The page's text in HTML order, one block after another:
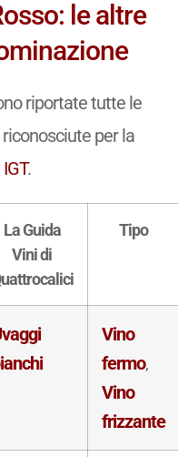
le altre
riportate tutte le
per la
.
La Guida
Vini di
Tipo
Vino
fermo,
Vino
frizzante